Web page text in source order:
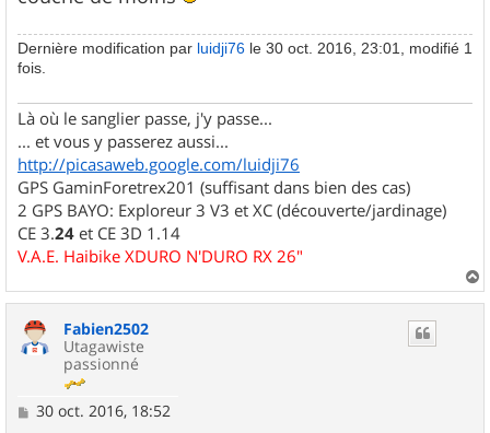
e
Dernière modification par luidji76 le 30 oct. 2016, 23:01, modifié 1
fois.
Là où le sanglier passe, j'y passe...
... et vous y passerez aussi...
http://picasaweb.google.com/luidji76
GPS GaminForetrex201 (suffisant dans bien des cas)
2 GPS BAYO: Exploreur 3 V3 et XC (découverte/jardinage)
CE 3.24 et CE 3D 1.14
V.A.E. Haibike XDURO N'DURO RX 26"
a
Fabien2502
Utagawiste
passionné
M
30 oct. 2016, 18:52